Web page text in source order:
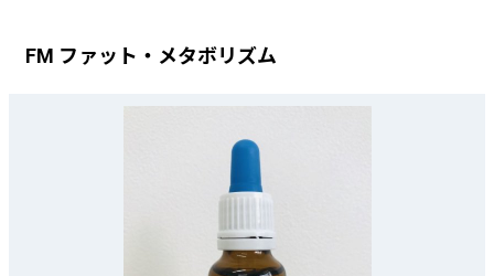
FM ファット・メタボリズム